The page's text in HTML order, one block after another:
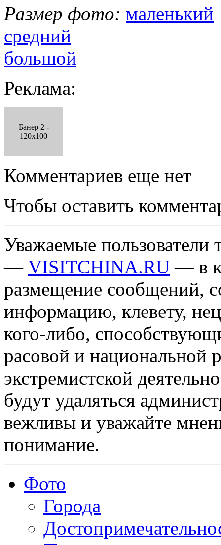
Размер фото: маленький
средний
большой
Реклама:
Банер 2 -
120x100
Комментариев еще нет
Чтобы оставить
Уважаемые пользователи
— VISITCHINA.RU — в
размещение сообщений,
информацию, клевету,
кого-либо,
расовой и национальной
экстремистской
будут удаляться
вежливы и уважайте
понимание.
Фото
Города